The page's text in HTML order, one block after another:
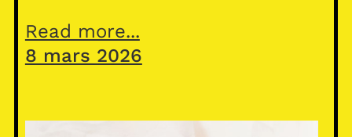
Read more...
8 mars 2026